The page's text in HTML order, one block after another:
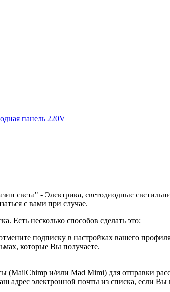
панель 220V
света" - Электрика, светодиодные
с вами при случае.
Есть несколько способов сделать это:
подписку в настройках вашего
которые Вы получаете.
(MailChimp и/или Mad Mimi) для отправки
адрес электронной почты из списка, если Вы